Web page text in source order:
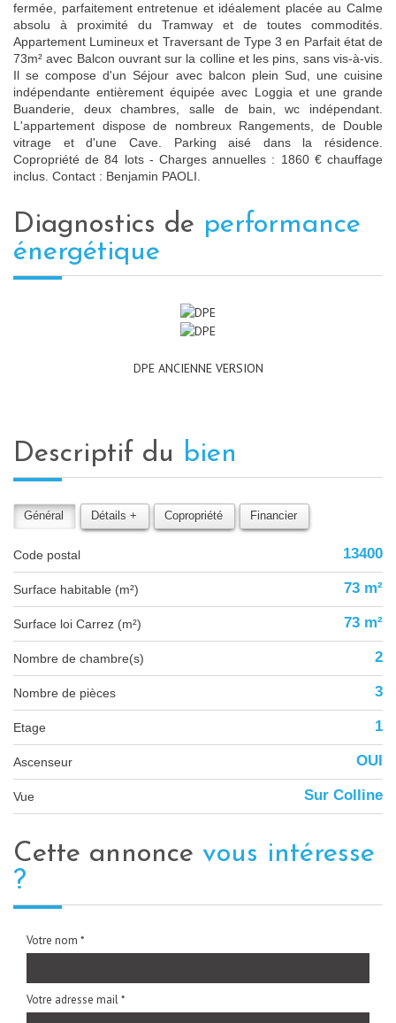
fermée, parfaitement entretenue et idéalement placée au Calme
absolu à proximité du Tramway et de toutes commodités.
Appartement Lumineux et Traversant de Type 3 en Parfait état de
73m² avec Balcon ouvrant sur la colline et les pins, sans vis-à-vis.
Il se compose d'un Séjour avec balcon plein Sud, une cuisine
indépendante entièrement équipée avec Loggia et une grande
Buanderie, deux chambres, salle de bain, wc indépendant.
L'appartement dispose de nombreux Rangements, de Double
vitrage et d'une Cave. Parking aisé dans la résidence.
Copropriété de 84 lots - Charges annuelles : 1860 € chauffage
inclus. Contact : Benjamin PAOLI.
diagnostics de performance
énergétique
DPE ANCIENNE VERSION
descriptif du bien
Général Détails + Copropriété Financier
Code postal 13400
Surface habitable (m²) 73 m²
Surface loi Carrez (m²) 73 m²
Nombre de chambre(s) 2
Nombre de pièces 3
Etage 1
Ascenseur OUI
Vue Sur Colline
cette annonce vous intéresse
?
Votre nom *
Votre adresse mail *